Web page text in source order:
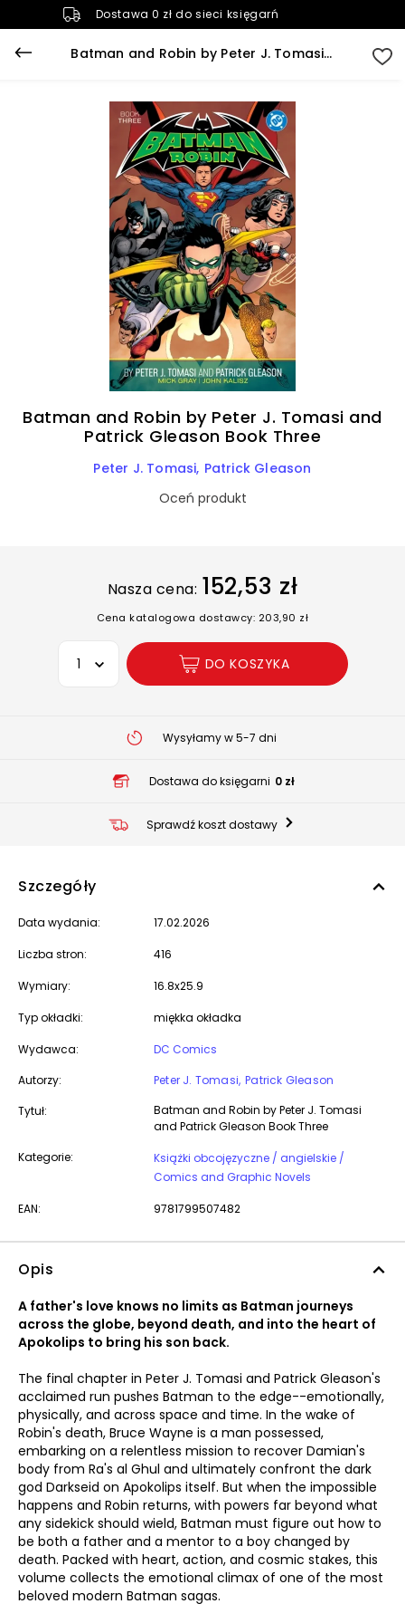
Dostawa 0 zł do sieci księgarń
Batman and Robin by Peter J. Tomasi and Patrick Gleason Book Three
Batman and Robin by Peter J. Tomasi and
Patrick Gleason Book Three
Peter J. Tomasi Patrick Gleason
Oceń produkt
Nasza cena: 152,53 zł
Cena katalogowa dostawcy: 203,90 zł
Wybierz opcję
DO KOSZYKA
Wysyłamy w 5-7 dni
Dostawa do księgarni 0 zł
Sprawdź koszt dostawy
Szczegóły
Data wydania: 17.02.2026
Liczba stron: 416
Wymiary: 16.8x25.9
Typ okładki: miękka okładka
Wydawca:
DC Comics
Autorzy:
Peter J. Tomasi Patrick Gleason
Tytuł:
Batman and Robin by Peter J. Tomasi
and Patrick Gleason Book Three
Kategorie:
Książki obcojęzyczne / angielskie /
Comics and Graphic Novels
EAN: 9781799507482
Opis
A father's love knows no limits as Batman journeys
across the globe, beyond death, and into the heart of
Apokolips to bring his son back.
The final chapter in Peter J. Tomasi and Patrick Gleason's
acclaimed run pushes Batman to the edge--emotionally,
physically, and across space and time. In the wake of
Robin's death, Bruce Wayne is a man possessed,
embarking on a relentless mission to recover Damian's
body from Ra's al Ghul and ultimately confront the dark
god Darkseid on Apokolips itself. But when the impossible
happens and Robin returns, with powers far beyond what
any sidekick should wield, Batman must figure out how to
be both a father and a mentor to a boy changed by
death. Packed with heart, action, and cosmic stakes, this
volume collects the emotional climax of one of the most
beloved modern Batman sagas.